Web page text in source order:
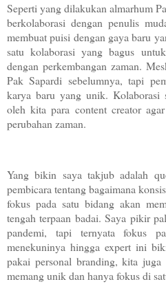
Seperti yang dilakukan almarhum
berkolaborasi dengan penulis
membuat puisi dengan gaya baru
satu kolaborasi yang bagus
dengan perkembangan zaman.
Pak Sapardi sebelumnya, tapi
karya baru yang unik.
oleh kita para content creator
perubahan zaman.
Yang bikin saya takjub adalah
pembicara tentang bagaimana
fokus pada satu bidang akan
tengah terpaan badai. Saya pikir
pandemi, tapi ternyata fokus
menekuninya hingga expert ini
pakai personal branding, kita
memang unik dan hanya fokus di